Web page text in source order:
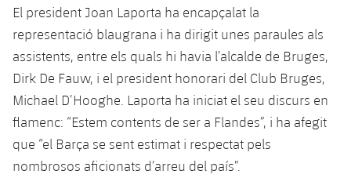
Palau Blaugrana
Estadi Johan Cruyff
Barça Cafe
Ciutat Esportiva
plusicon
més
Serveis
plusicon
més
SUB10 A
SUB10 B
SUB9 A
SUB9 B
Jugadors
Fotos
Història
Palmarès
Infantil A
Infantil B
Mini
Calendari
Resultats
Classificació
Jugadors
Actualitat
Calendari
Resultats
Classificació
Jugadors
Base
plusicon
més
Actualitat
Juvenil
Cadet B
PLUSICON
MÉS
Primer equip
plusicon
més
Actualitat
Barça Atlètic
plusicon
més
El president Joan Laporta ha encapçalat la
representació blaugrana i ha dirigit unes paraules als
assistents, entre els quals hi havia l’alcalde de Bruges,
Dirk De Fauw, i el president honorari del Club Bruges,
Michael D’Hooghe. Laporta ha iniciat el seu discurs en
flamenc: “Estem contents de ser a Flandes”, i ha afegit
que “el Barça se sent estimat i respectat pels
nombrosos aficionats d’arreu del país”.